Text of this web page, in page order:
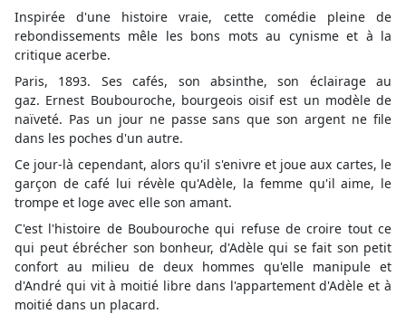
Inspirée d'une histoire vraie, cette comédie pleine de
rebondissements mêle les bons mots au cynisme et à la
critique acerbe.
Paris, 1893. Ses cafés, son absinthe, son éclairage au
gaz. Ernest Boubouroche, bourgeois oisif est un modèle de
naïveté. Pas un jour ne passe sans que son argent ne file
dans les poches d'un autre.
Ce jour-là cependant, alors qu'il s'enivre et joue aux cartes, le
garçon de café lui révèle qu'Adèle, la femme qu'il aime, le
trompe et loge avec elle son amant.
C'est l'histoire de Boubouroche qui refuse de croire tout ce
qui peut ébrécher son bonheur, d'Adèle qui se fait son petit
confort au milieu de deux hommes qu'elle manipule et
d'André qui vit à moitié libre dans l'appartement d'Adèle et à
moitié dans un placard.